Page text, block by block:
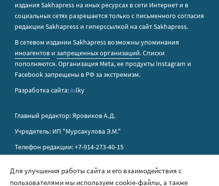
издания Sakhapress на иных ресурсах в сети Интернет и в
социальных сетях разрешается только с письменного согласия
редакции Sakhapress и гиперссылкой на сайт Sakhapress.
В сетевом издании Sakhapress возможны упоминания
иноагентов и запрещенных организаций. Списки
пополняются. Организация Metа, ее продукты Instagram и
Facebook запрещены в РФ за экстремизм.
Разработка сайта: iolky
Главный редактор: Яровиков А.Д.
Учредитель: ИП "Мурсакулова Э.М."
Телефон редакции: +7-914-273-40-15
Для улучшения работы сайта и его взаимодействия с
пользователями мы используем cookie-файлы, а также